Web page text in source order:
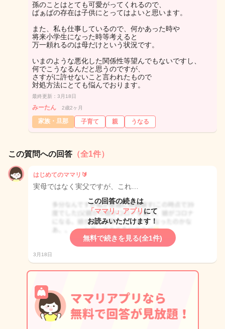
孫のことはとても可愛がってくれるので、
ばぁばの存在は子供にとってはよいと思います。
また、私も仕事しているので、何かあった時や
将来小学生になった時等考えると
万一頼れるのは母だけという状況です。
いまのような悪化した関係性等望んでもないですし、
何でこうなるんだと思うのですが、
さすがに許せないこと言われたもので
対処方法にとても悩んでおります。
最終更新：3月18日
みーたん 2歳2ヶ月
家族・旦那 子育て 親 うなる
この質問への回答 （全1件）
はじめてのママリ🔰
実母ではなく実父ですが、これ…
この回答の続きは
「ママリ」アプリ にて
お読みいただけます！
無料で続きを見る(全1件)
3月18日